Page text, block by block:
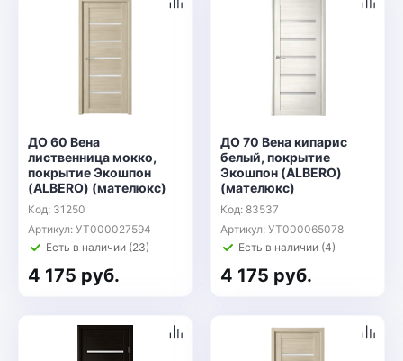
ДО 60 Вена
лиственница мокко,
покрытие Экошпон
(ALBERO) (мателюкс)
Код: 31250
Артикул: УТ000027594
Есть в наличии (23)
4 175 руб.
ДО 70 Вена кипарис
белый, покрытие
Экошпон (ALBERO)
(мателюкс)
Код: 83537
Артикул: УТ000065078
Есть в наличии (4)
4 175 руб.